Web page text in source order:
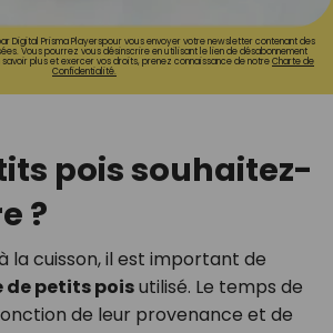
Digital Prisma Playerspour vous envoyer votre newsletter contenant des
Vous pourrez vous désinscrire en utilisant le lien de désabonnement
plus et exercer vos droits, prenez connaissance de notreCharte de
Confidentialité.
pois souhaitez-
?
la cuisson, il est important de
de petits poisutilisé. Le temps de
de leur provenance et de